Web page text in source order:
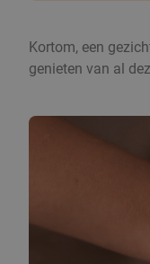
Kortom, een
genieten van al